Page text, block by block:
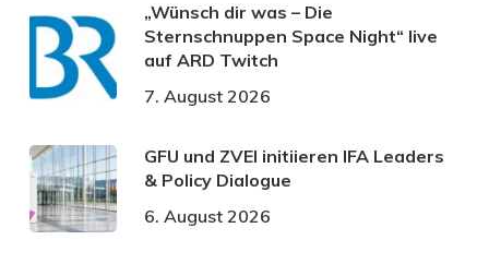
„Wünsch dir was – Die
Sternschnuppen Space Night“ live
auf ARD Twitch
7. August 2026
GFU und ZVEI initiieren IFA Leaders
& Policy Dialogue
6. August 2026